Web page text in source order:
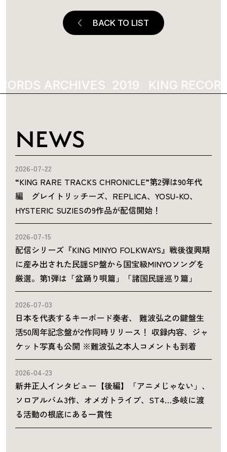
BACK TO LIST
ARCHIVES KING
NEWS
2026-07-22
“KING RARE TRACKS CHRONICLE”第2弾は90年代
編 グレイトリッチーズ、REPLICA、YOSU-KO、
HYSTERIC SUZIESの9作品が配信開始！
2026-07-15
配信シリーズ『KING MINYO FOLKWAYS』戦後復興期
に産み出された民謡SP盤から国宝級MINYOソングを
厳選。第1弾は「盆踊り唄篇」「諸国民謡巡り篇」
2026-07-03
日本を代表するキーボード奏者、 難波弘之の鍵盤生
活50周年記念盤が2作同時リリース！ 収録内容、ジャ
ケット写真も公開 ※難波弘之本人コメントも到着
2026-04-23
新井正人インタビュー【後編】「アニメじゃない」、
ソロアルバム3作、オメガトライブ、ST4…多岐に渡
る活動の根底にある一貫性